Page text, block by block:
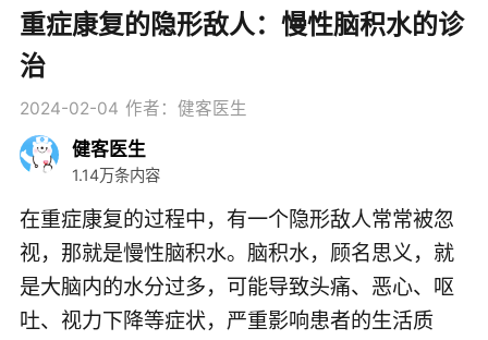
重症康复的隐形敌人：慢性脑积水的诊
治
2024-02-04 作者：健客医生
健客医生
1.14万条内容
在重症康复的过程中，有一个隐形敌人常常被忽
视，那就是慢性脑积水。脑积水，顾名思义，就
是大脑内的水分过多，可能导致头痛、恶心、呕
吐、视力下降等症状，严重影响患者的生活质